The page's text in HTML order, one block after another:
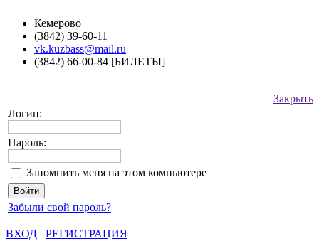
Кемерово
(3842) 39-60-11
vk.kuzbass@mail.ru
(3842) 66-00-84 [БИЛЕТЫ]
Закрыть
Логин:
Пароль:
Запомнить меня на этом компьютере
Забыли свой пароль?
ВХОД
РЕГИСТРАЦИЯ